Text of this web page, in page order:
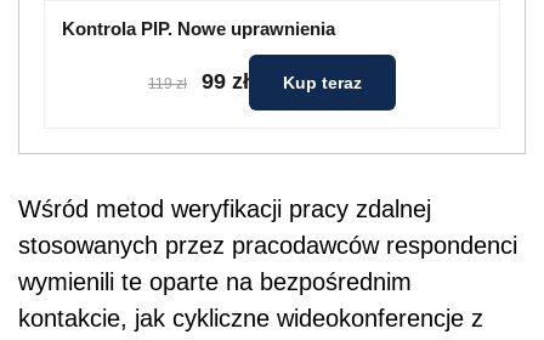
Kontrola PIP. Nowe uprawnienia
119 zł 99 zł Kup teraz
Wśród metod weryfikacji pracy zdalnej
stosowanych przez pracodawców respondenci
wymienili te oparte na bezpośrednim
kontakcie, jak cykliczne wideokonferencje z